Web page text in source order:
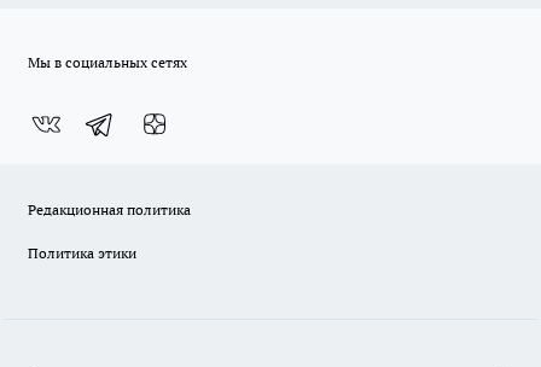
Мы в социальных сетях
Редакционная политика
Политика этики